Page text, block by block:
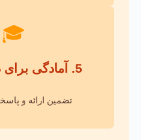
🎓
5. آمادگی برای دفاع موفق
تضمین ارائه و